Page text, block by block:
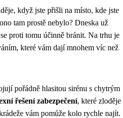
když jste přišli na místo, kde jste
tam prostě nebylo? Dneska už
proti tomu účinně bránit. Na trhu je
které vám dají mnohem víc než
pořádně hlasitou sirénu s chytrým
řešení zabezpečení, které zloděje
vám pomůže kolo rychle najít.